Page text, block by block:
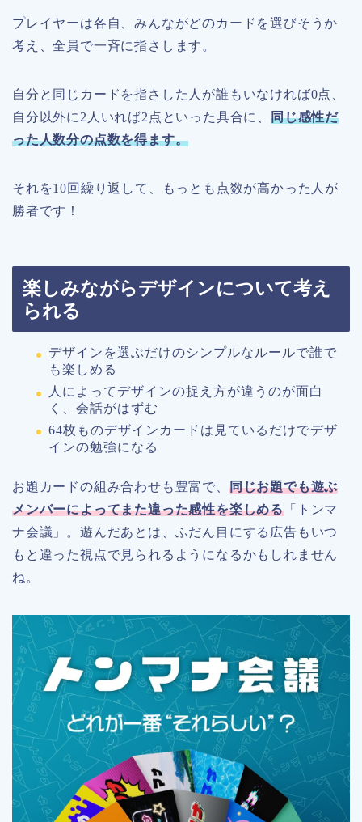
プレイヤーは各自、みんながどのカードを選びそうか
考え、全員で一斉に指さします。
自分と同じカードを指さした人が誰もいなければ0点、
自分以外に2人いれば2点といった具合に、 同じ感性だ
った人数分の点数を得ます。
それを10回繰り返して、もっとも点数が高かった人が
勝者です！
楽しみながらデザインについて考え
られる
デザインを選ぶだけのシンプルなルールで誰で
も楽しめる
人によってデザインの捉え方が違うのが面白
く、会話がはずむ
64枚ものデザインカードは見ているだけでデザ
インの勉強になる
お題カードの組み合わせも豊富で、 同じお題でも遊ぶ
メンバーによってまた違った感性を楽しめる 「トンマ
ナ会議」。遊んだあとは、ふだん目にする広告もいつ
もと違った視点で見られるようになるかもしれません
ね。